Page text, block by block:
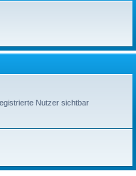
Nutzer sichtbar